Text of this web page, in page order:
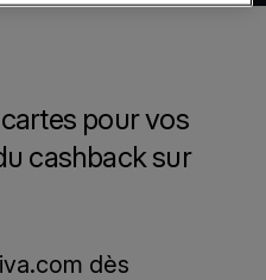
pour vos
cashback sur
dès